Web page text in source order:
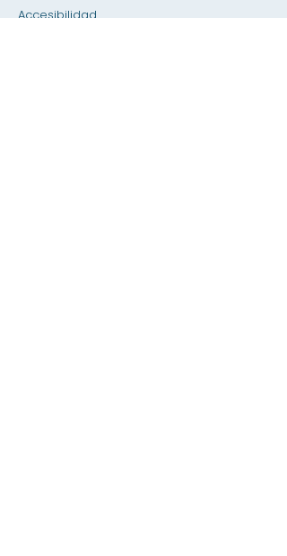
Accesibilidad